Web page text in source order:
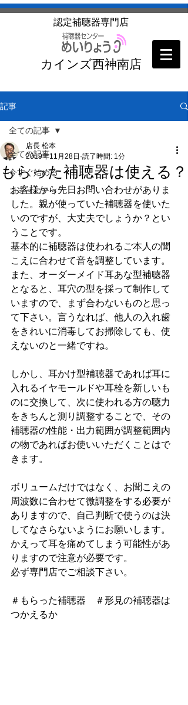
​認定補聴器専門店
カインズ西神南店
記事
全ての記事
今すぐ始める
コミュニティ
全ての記事
もらった補聴器は使える？
店長 松本
2019年11月28日 読了時間: 1分
お客様から先日お問い合わせがありま
した。親が使っていた補聴器を使いた
いのですが、大丈夫でしょうか？とい
うことです。
基本的に補聴器は使われるご本人の聞
こえに合わせて音を調整しています。
また、オーダーメイド耳あな型補聴器
となると、耳穴の型を採って制作して
いますので、まず合わないものと思っ
て下さい。言うなれば、他人の入れ歯
をきれいに消毒してお掃除しても、使
えないのと一緒ですね。
しかし、耳かけ型補聴器であれば耳に
入れるイヤモールドや耳栓を新しいも
のに交換して、次に使われる方の聴力
をきちんと測り調整することで、その
補聴器の性能・出力範囲が調整範囲内
の物であればお使いいただくことはで
きます。
ボリュームだけではなく、お聞こえの
周波数に合わせて微調整をする必要が
ありますので、自己判断で使うのは決
してなさらないようにお願いします。
かえって耳を痛めてしまう可能性があ
りますので注意が必要です。
必ず専門店でご相談下さい。
＃もらった補聴器　＃形見の補聴器は
つかえるか